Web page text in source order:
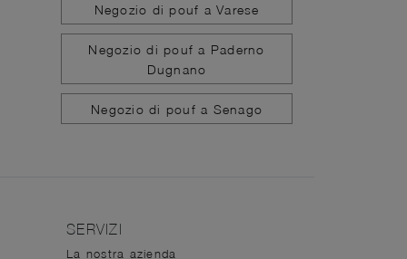
Negozio di pouf a Varese
Negozio di pouf a Paderno
Dugnano
Negozio di pouf a Senago
SERVIZI
La nostra azienda